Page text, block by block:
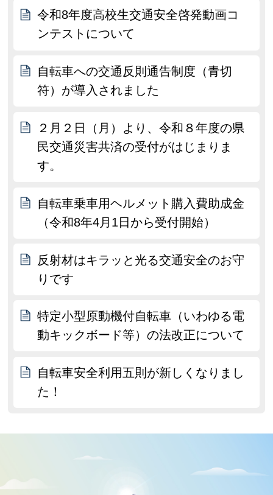
令和8年度高校生交通安全啓発動画コ
ンテストについて
自転車への交通反則通告制度（青切
符）が導入されました
２月２日（月）より、令和８年度の県
民交通災害共済の受付がはじまりま
す。
自転車乗車用ヘルメット購入費助成金
（令和8年4月1日から受付開始）
反射材はキラッと光る交通安全のお守
りです
特定小型原動機付自転車（いわゆる電
動キックボード等）の法改正について
自転車安全利用五則が新しくなりまし
た！